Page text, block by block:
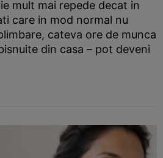
mult mai repede decat in
care in mod normal nu
cateva ore de munca
din casa – pot deveni